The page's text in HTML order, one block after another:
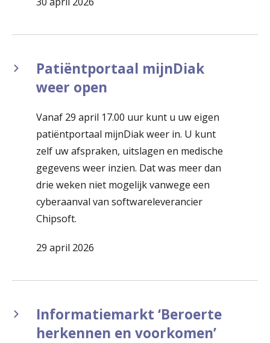
Patiëntportaal mijnDiak
weer open
Vanaf 29 april 17.00 uur kunt u uw eigen
patiëntportaal mijnDiak weer in. U kunt
zelf uw afspraken, uitslagen en medische
gegevens weer inzien. Dat was meer dan
drie weken niet mogelijk vanwege een
cyberaanval van softwareleverancier
Chipsoft.
29 april 2026
Informatiemarkt ‘Beroerte
herkennen en voorkomen’